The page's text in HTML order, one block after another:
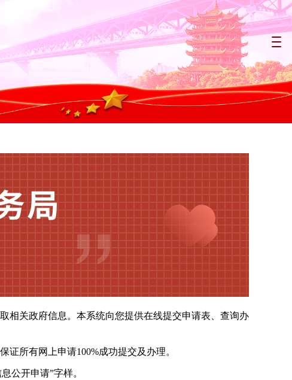
相关政府信息。本系统向您提供在线提交申请表、查询办
所有网上申请100%成功提交及办理。
公开申请”字样。